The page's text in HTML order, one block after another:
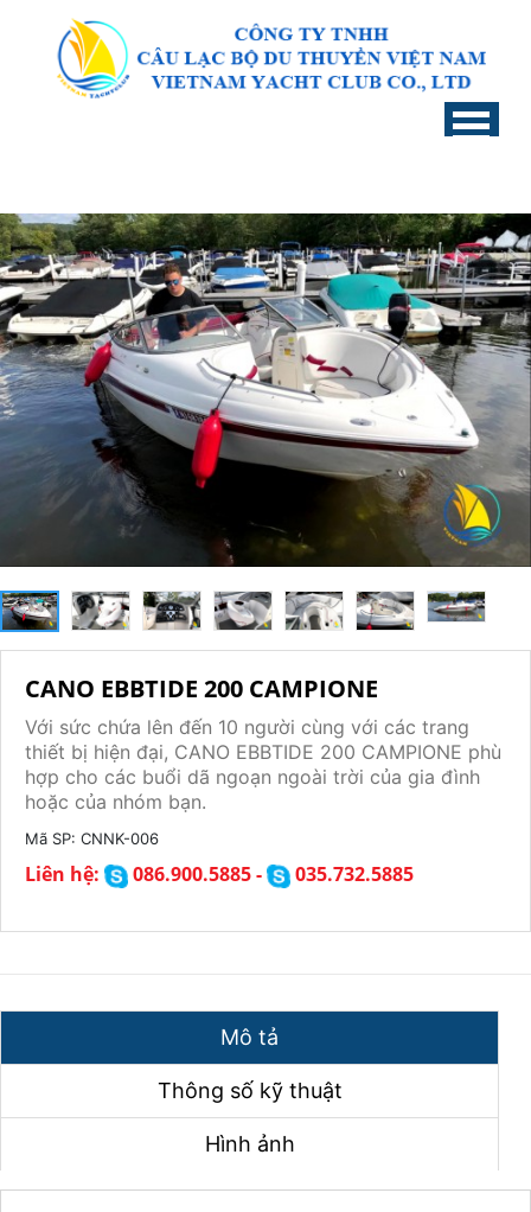
CANO EBBTIDE 200 CAMPIONE
Với sức chứa lên đến 10 người cùng với các trang
thiết bị hiện đại, CANO EBBTIDE 200 CAMPIONE phù
hợp cho các buổi dã ngoạn ngoài trời của gia đình
hoặc của nhóm bạn.
Mã SP: CNNK-006
Liên hệ: 086.900.5885 - 035.732.5885
Mô tả
Thông số kỹ thuật
Hình ảnh